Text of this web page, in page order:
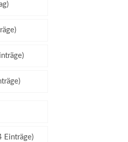
Einträge)